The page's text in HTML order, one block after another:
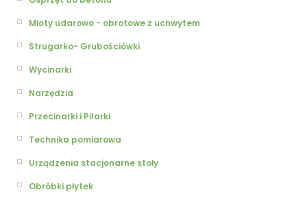
Młoty udarowo - obrotowe z uchwytem
Strugarko- Grubościówki
Wycinarki
Narzędzia
Przecinarki i Pilarki
Technika pomiarowa
Urządzenia stacjonarne stoły
Obróbki płytek